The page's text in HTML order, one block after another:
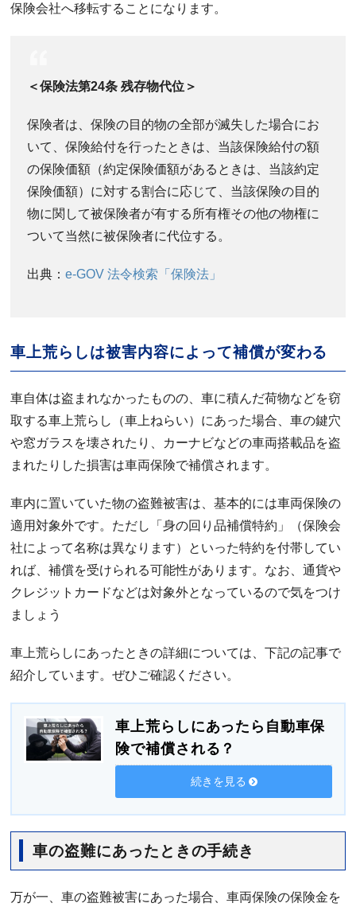
保険会社へ移転することになります。
＜保険法第24条 残存物代位＞
保険者は、保険の目的物の全部が滅失した場合にお
いて、保険給付を行ったときは、当該保険給付の額
の保険価額（約定保険価額があるときは、当該約定
保険価額）に対する割合に応じて、当該保険の目的
物に関して被保険者が有する所有権その他の物権に
ついて当然に被保険者に代位する。
出典：e-GOV 法令検索「保険法」
車上荒らしは被害内容によって補償が変わる
車自体は盗まれなかったものの、車に積んだ荷物などを窃
取する車上荒らし（車上ねらい）にあった場合、車の鍵穴
や窓ガラスを壊されたり、カーナビなどの車両搭載品を盗
まれたりした損害は車両保険で補償されます。
車内に置いていた物の盗難被害は、基本的には車両保険の
適用対象外です。ただし「身の回り品補償特約」（保険会
社によって名称は異なります）といった特約を付帯してい
れば、補償を受けられる可能性があります。なお、通貨や
クレジットカードなどは対象外となっているので気をつけ
ましょう
車上荒らしにあったときの詳細については、下記の記事で
紹介しています。ぜひご確認ください。
車上荒らしにあったら自動車保
険で補償される？
続きを見る
車の盗難にあったときの手続き
万が一、車の盗難被害にあった場合、車両保険の保険金を